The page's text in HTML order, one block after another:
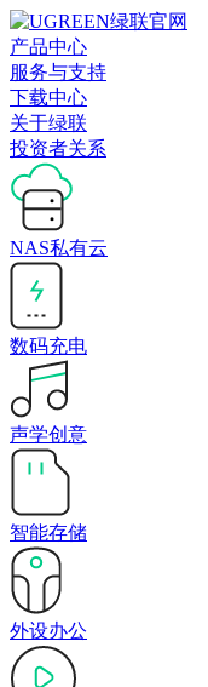
产品中心
服务与支持
下载中心
关于绿联
投资者关系
NAS私有云
数码充电
声学创意
智能存储
外设办公